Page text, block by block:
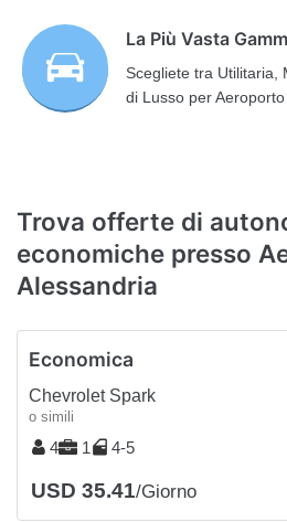
La Più Vasta
Scegliete tra Utilitaria,
di Lusso per
Trova offerte di
economiche presso
Alessandria
Economica
Chevrolet Spark
o simili
4 1 4-5
USD 35.41/Giorno